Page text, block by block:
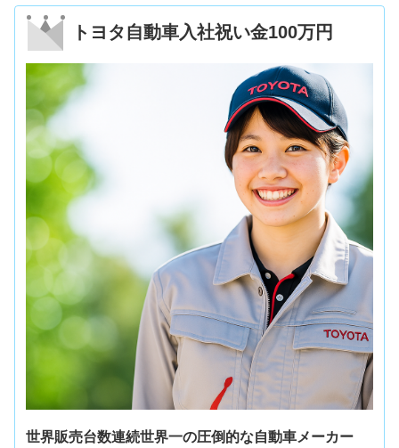
トヨタ自動車入社祝い金100万円
世界販売台数連続世界一の圧倒的な自動車メーカー